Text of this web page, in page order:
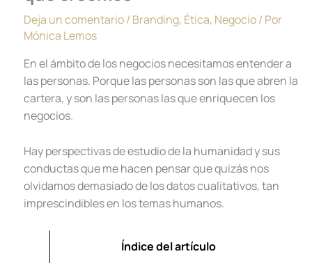
Deja un comentario/ Branding, Ética, Negocio/ Por
Mónica Lemos
En el ámbito de los negocios necesitamos entender a
las personas. Porque las personas son las que abren la
cartera, y son las personas las que enriquecen los
negocios.
Hay perspectivas de estudio de la humanidad y sus
conductas que me hacen pensar que quizás nos
olvidamos demasiado de los datos cualitativos, tan
imprescindibles en los temas humanos.
Índice del artículo